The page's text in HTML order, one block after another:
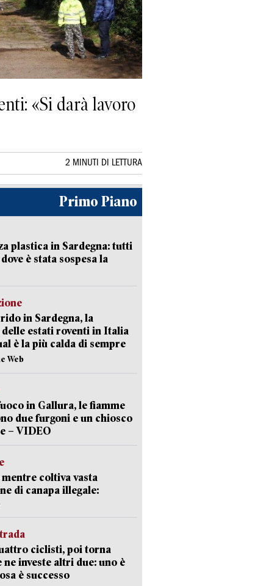
«Si darà lavoro
2 MINUTI DI LETTURA
Primo Piano
plastica in Sardegna: tutti
è stata sospesa la
in Sardegna, la
delle estati roventi in Italia
è la più calda di sempre
Web
in Gallura, le fiamme
due furgoni e un chiosco
– VIDEO
coltiva vasta
di canapa illegale:
ciclisti, poi torna
investe altri due: uno è
è successo